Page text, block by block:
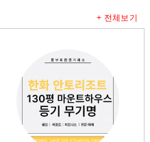
+ 전체보기